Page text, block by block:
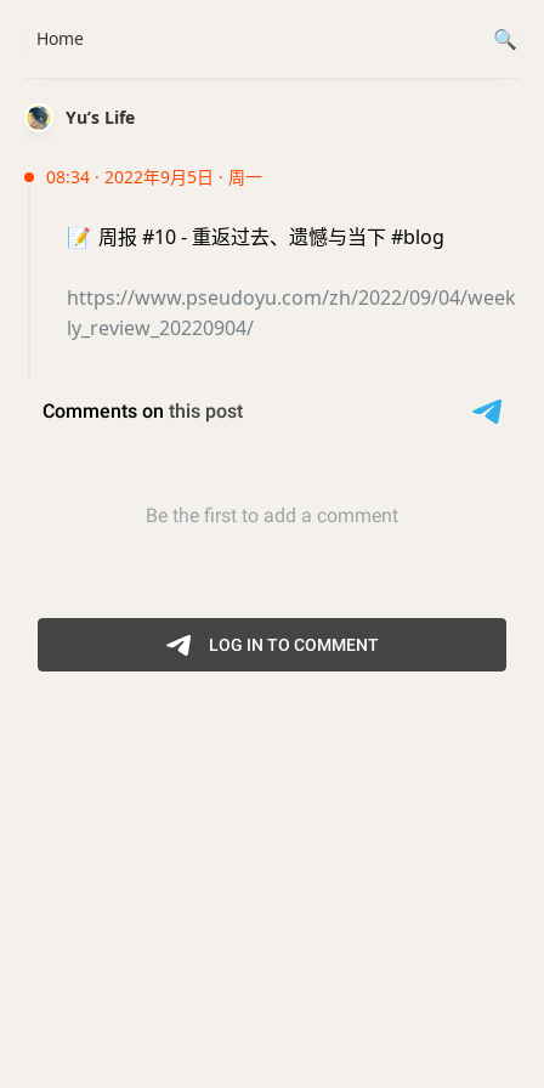
Yu’s Life
08:34 · 2022年9月5日 · 周一
📝 周报 #10 - 重返过去、遗憾与当下 #blog
https://www.pseudoyu.com/zh/2022/09/04/week
ly_review_20220904/
Home